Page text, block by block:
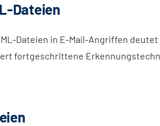
Dateien
Dateien in E-Mail-Angriffen deutet
fortgeschrittene